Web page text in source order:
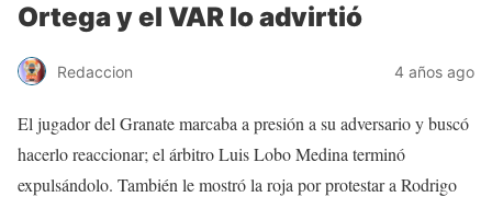
Ortega y el VAR lo advirtió
Redaccion 4 años ago
El jugador del Granate marcaba a presión a su adversario y buscó
hacerlo reaccionar; el árbitro Luis Lobo Medina terminó
expulsándolo. También le mostró la roja por protestar a Rodrigo